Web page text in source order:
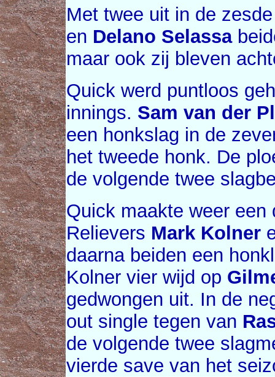
Met twee uit in de
en Delano Selassa
maar ook zij bleven
Quick werd puntloos
innings. Sam van der
een honkslag in de
het tweede honk. De
de volgende twee
Quick maakte weer een
Relievers Mark Kolner
daarna beiden een
Kolner vier wijd op
gedwongen uit. In de
out single tegen van
de volgende twee
vierde save van het